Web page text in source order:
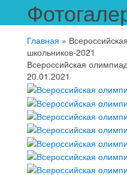
Главная »
школьников-2021
Всероссийская
20.01.2021